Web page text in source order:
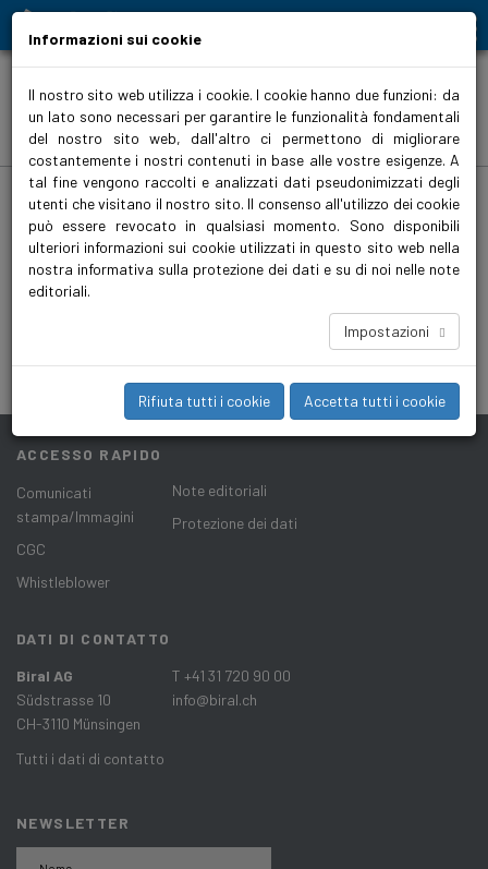
Comunicato
Home > Top-Menu > Azienda > Comunicati stampa > Comunicato 03.2019
Biral an der ISH 2019: mehr als Pumpen
Medienmitteilung_ISH_2019.docx
17 KB
2 MB
ACCESSO RAPIDO
Comunicati
stampa/Immagini
CGC
Whistleblower
Note editoriali
Protezione dei dati
DATI DI CONTATTO
Biral AG
Südstrasse 10
CH-3110 Münsingen
Tutti i dati di contatto
T +41 31 720 90 00
info@biral.ch
NEWSLETTER
Informazioni sui cookie
Il nostro sito web utilizza i cookie. I cookie hanno due funzioni: da
un lato sono necessari per garantire le funzionalità fondamentali
del nostro sito web, dall'altro ci permettono di migliorare
costantemente i nostri contenuti in base alle vostre esigenze. A
tal fine vengono raccolti e analizzati dati pseudonimizzati degli
utenti che visitano il nostro sito. Il consenso all'utilizzo dei cookie
può essere revocato in qualsiasi momento. Sono disponibili
ulteriori informazioni sui cookie utilizzati in questo sito web nella
nostra informativa sulla protezione dei dati e su di noi nelle note
editoriali.
Impostazioni
Rifiuta tutti i cookie Accetta tutti i cookie